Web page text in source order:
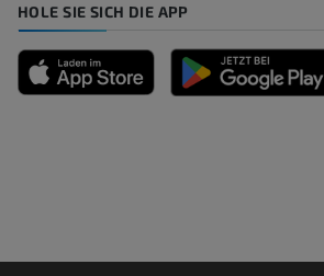
HOLE SIE SICH DIE APP